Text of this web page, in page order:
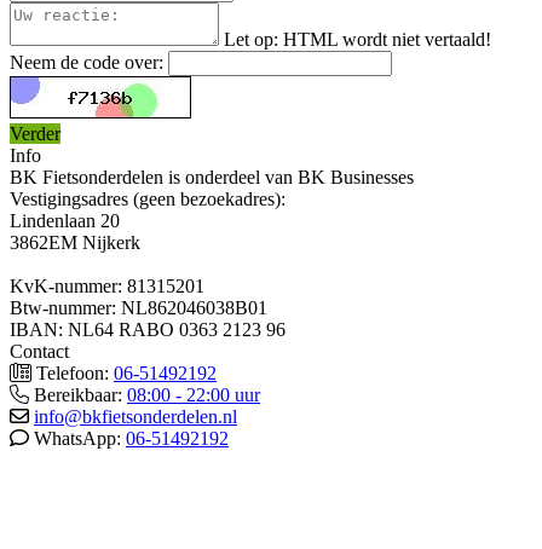
Let op: HTML wordt niet vertaald!
Neem de code over:
Verder
Info
BK Fietsonderdelen is onderdeel van BK Businesses
Vestigingsadres (geen bezoekadres):
Lindenlaan 20
3862EM Nijkerk
KvK-nummer: 81315201
Btw-nummer: NL862046038B01
IBAN: NL64 RABO 0363 2123 96
Contact
Telefoon: 06-51492192
Bereikbaar: 08:00 - 22:00 uur
info@bkfietsonderdelen.nl
WhatsApp: 06-51492192